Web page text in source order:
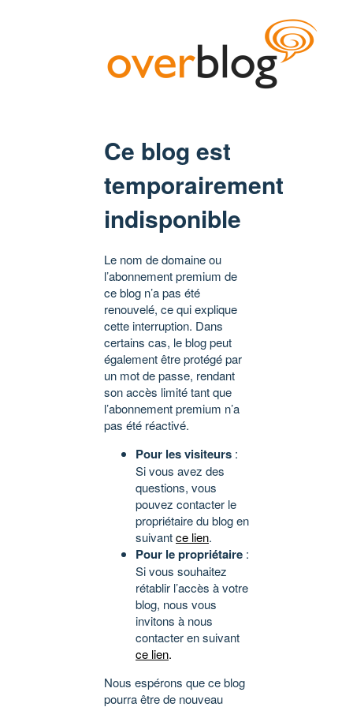
Ce blog est
temporairement
indisponible
Le nom de domaine ou
l’abonnement premium de
ce blog n’a pas été
renouvelé, ce qui explique
cette interruption. Dans
certains cas, le blog peut
également être protégé par
un mot de passe, rendant
son accès limité tant que
l’abonnement premium n’a
pas été réactivé.
Pour les visiteurs :
Si vous avez des
questions, vous
pouvez contacter le
propriétaire du blog en
suivantce lien.
Pour le propriétaire :
Si vous souhaitez
rétablir l’accès à votre
blog, nous vous
invitons à nous
contacter en suivant
ce lien.
Nous espérons que ce blog
pourra être de nouveau